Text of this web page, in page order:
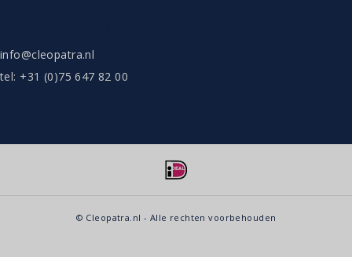
info@cleopatra.nl
tel: +31 (0)75 647 82 00
© Cleopatra.nl - Alle rechten voorbehouden